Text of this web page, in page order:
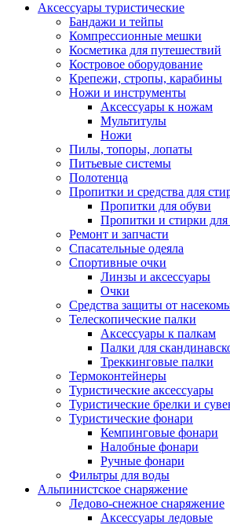
Аксессуары туристические
Бандажи и тейпы
Компрессионные мешки
Косметика для путешествий
Костровое оборудование
Крепежи, стропы, карабины
Ножи и инструменты
Аксессуары к ножам
Мультитулы
Ножи
Пилы, топоры, лопаты
Питьевые системы
Полотенца
Пропитки и средства для
Пропитки для обуви
Пропитки и стирки
Ремонт и запчасти
Спасательные одеяла
Спортивные очки
Линзы и аксессуары
Очки
Средства защиты от
Телескопические палки
Аксессуары к палкам
Палки для
Треккинговые палки
Термоконтейнеры
Туристические аксессуары
Туристические брелки и
Туристические фонари
Кемпинговые фонари
Налобные фонари
Ручные фонари
Фильтры для воды
Альпинистское снаряжение
Ледово-снежное снаряжение
Аксессуары ледовые